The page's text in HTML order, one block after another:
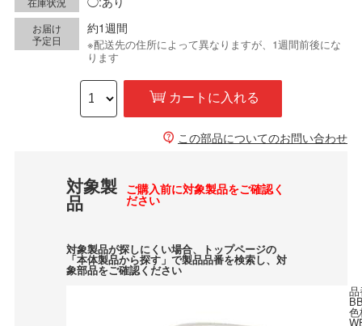
お届け
予定日
約1週間
※配送先の住所によって異なりますが、1週間前後にな
ります
カートに入れる
この部品についてのお問い合わせ
対象製
品
ご購入前に対象製品をご確認く
ださい
対象製品が探しにくい場合、トップページの
「本体製品から探す」で製品品番を検索し、対
象部品をご確認ください